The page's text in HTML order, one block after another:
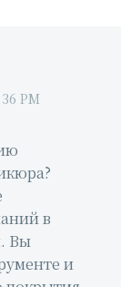
PM
в
Вы
и